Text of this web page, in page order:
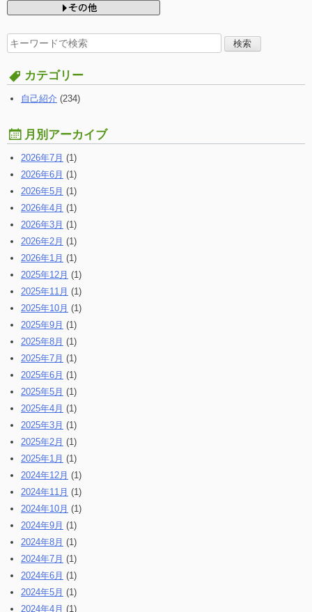
検
索
す
る:
カテゴリー
自己紹介 (234)
月別アーカイブ
2026年7月 (1)
2026年6月 (1)
2026年5月 (1)
2026年4月 (1)
2026年3月 (1)
2026年2月 (1)
2026年1月 (1)
2025年12月 (1)
2025年11月 (1)
2025年10月 (1)
2025年9月 (1)
2025年8月 (1)
2025年7月 (1)
2025年6月 (1)
2025年5月 (1)
2025年4月 (1)
2025年3月 (1)
2025年2月 (1)
2025年1月 (1)
2024年12月 (1)
2024年11月 (1)
2024年10月 (1)
2024年9月 (1)
2024年8月 (1)
2024年7月 (1)
2024年6月 (1)
2024年5月 (1)
2024年4月 (1)